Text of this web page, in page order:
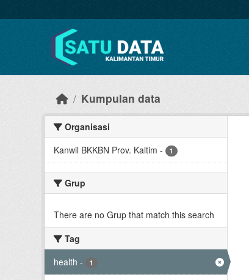
Kumpulan data
Organisasi
Kanwil BKKBN Prov. Kaltim - 1
Grup
There are no Grup that match this search
Tag
health - 1